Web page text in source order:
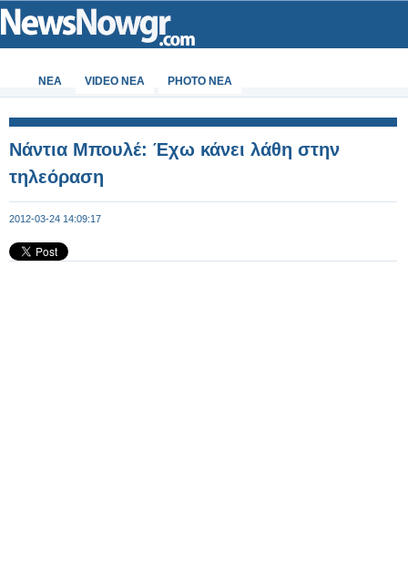
ΝΕΑ VIDEO NEA PHOTO NEA
Νάντια Μπουλέ: Έχω κάνει λάθη στην
τηλεόραση
2012-03-24 14:09:17